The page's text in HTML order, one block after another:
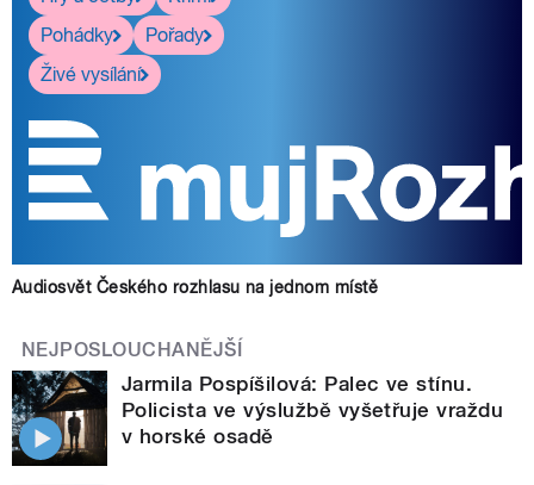
Pohádky
Pořady
Živé vysílání
Audiosvět Českého rozhlasu na jednom místě
NEJPOSLOUCHANĚJŠÍ
Jarmila Pospíšilová: Palec ve stínu.
Policista ve výslužbě vyšetřuje vraždu
v horské osadě